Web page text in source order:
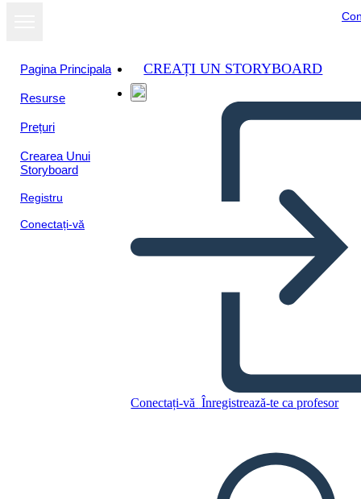
Pagina Principala
Resurse
Prețuri
Crearea Unui
Storyboard
Registru
Conectați-vă
CREAȚI UN STORYBOARD
Conectați-vă Înregistrează-te ca profesor
Technical-Example
Copiați acest Storyboard
CREAȚI UN STORYBOARD
CITESTE-MI